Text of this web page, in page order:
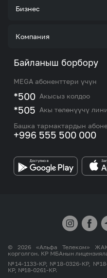
Тарифтер
Роуминг жана эл аралык
eSIM
Номерди тандоо
Бизнес
Корпоративдик кардар
M2M
Корпоративдик жана VIP
боюнча бөлүмдүн
маалыматтары.
Компания
Биз жөнүндө
Жаңылыктар
Тармакты камтуу
MEGAда иште
MEGA бренди
Байланыш борбору
MEGA абоненттери үчүн
*500 Акысыз колдоо
*505 Акы төлөнүүчү
Башка тармактардын
+996 555 500 000
© 2026 «Альфа Телеком»
корголгон. КР МБАнын
№14-1133-КР, №18-0326-КР,
КР, №18-0261-КР.